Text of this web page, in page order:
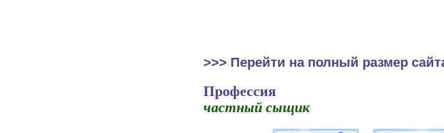
>>> Перейти на полный размер
Профессия
частный сыщик